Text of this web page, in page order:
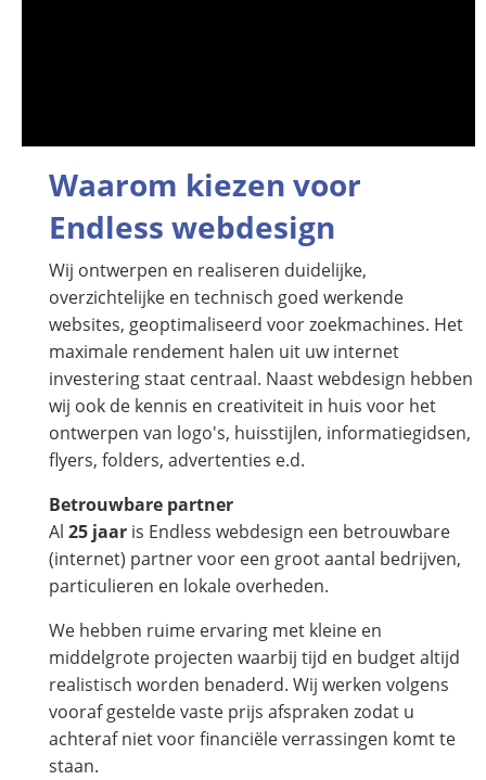
Waarom kiezen voor
Endless webdesign
Wij ontwerpen en realiseren duidelijke,
overzichtelijke en technisch goed werkende
websites, geoptimaliseerd voor zoekmachines. Het
maximale rendement halen uit uw internet
investering staat centraal. Naast webdesign hebben
wij ook de kennis en creativiteit in huis voor het
ontwerpen van logo's, huisstijlen, informatiegidsen,
flyers, folders, advertenties e.d.
Betrouwbare partner
Al 25 jaar is Endless webdesign een betrouwbare
(internet) partner voor een groot aantal bedrijven,
particulieren en lokale overheden.
We hebben ruime ervaring met kleine en
middelgrote projecten waarbij tijd en budget altijd
realistisch worden benaderd. Wij werken volgens
vooraf gestelde vaste prijs afspraken zodat u
achteraf niet voor financiële verrassingen komt te
staan.